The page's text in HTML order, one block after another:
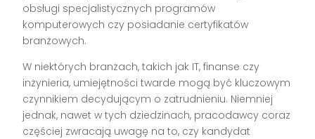
obsługi specjalistycznych programów
komputerowych czy posiadanie certyfikatów
branżowych.
W niektórych branżach, takich jak IT, finanse czy
inżynieria, umiejętności twarde mogą być kluczowym
czynnikiem decydującym o zatrudnieniu. Niemniej
jednak, nawet w tych dziedzinach, pracodawcy coraz
częściej zwracają uwagę na to, czy kandydat